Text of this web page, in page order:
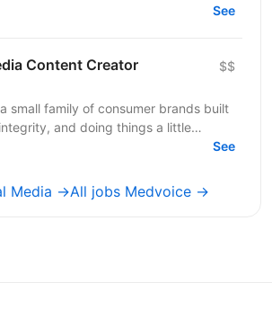
See
Content Creator $$
and doing things a little
we operate across three...
See
Media →All jobs Medvoice →